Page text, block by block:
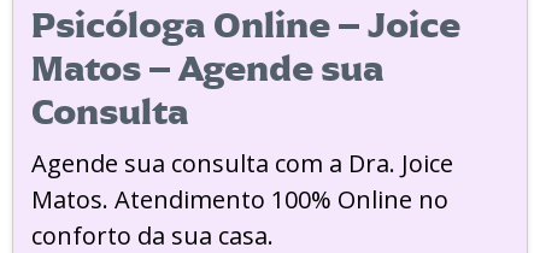
Psicóloga Online – Joice
Matos – Agende sua
Consulta
Agende sua consulta com a Dra. Joice
Matos. Atendimento 100% Online no
conforto da sua casa.